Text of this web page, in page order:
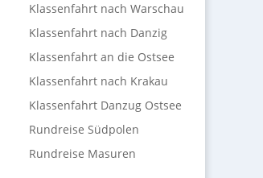
Klassenfahrt nach Warschau
Klassenfahrt nach Danzig
Klassenfahrt an die Ostsee
Klassenfahrt nach Krakau
Klassenfahrt Danzug Ostsee
Rundreise Südpolen
Rundreise Masuren